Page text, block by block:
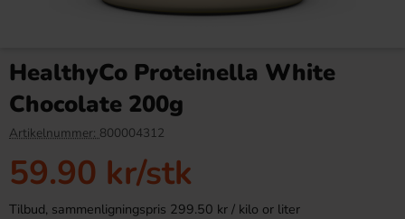
Lemon Flavour 200ml
16.91 kr
Köp
Lemonade 33cl
HealthyCo Proteinella White
Chocolate 200g
Artikelnummer: 800004312
59.90 kr/stk
Tilbud, sammenligningspris 299.50 kr / kilo or liter